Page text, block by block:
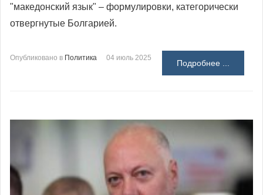
"македонский язык" – формулировки, категорически
отвергнутые Болгарией.
Опубликовано в Политика 04 июль 2025
Подробнее ...